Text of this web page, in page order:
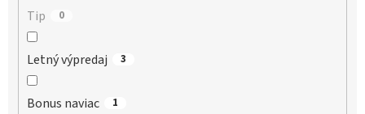
Tip 0
Letný výpredaj 3
Bonus naviac 1